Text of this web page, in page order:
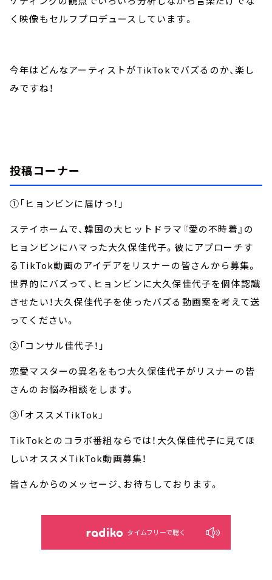
く映像もセルフプロデュースしています。
今年はどんなアーティストがTikTokでバズるのか、楽し
みですね！
投稿コーナー
①「ヒョンビンに届けっ！」
ステイホームで、韓国の大ヒットドラマ『愛の不時着』の
ヒョンビンにハマった大久保佳代子。彼にアプローチす
るTikTok動画のアイデアをリスナーの皆さんから募集。
世界的にバズって、ヒョンビンに大久保佳代子を個体認識
させたい！大久保佳代子を使ったバズる動画案を考えて送
ってください。
②「コンサル佳代子！」
恋愛マスターの異名をもつ大久保佳代子がリスナーの皆
さんのお悩み相談をします。
③「オススメTikTok」
TikTokとのコラボ番組ならでは！大久保佳代子に見てほ
しいオススメTikTok動画募集！
皆さんからのメッセージ、お待ちしております。
タイムフリーで聴く